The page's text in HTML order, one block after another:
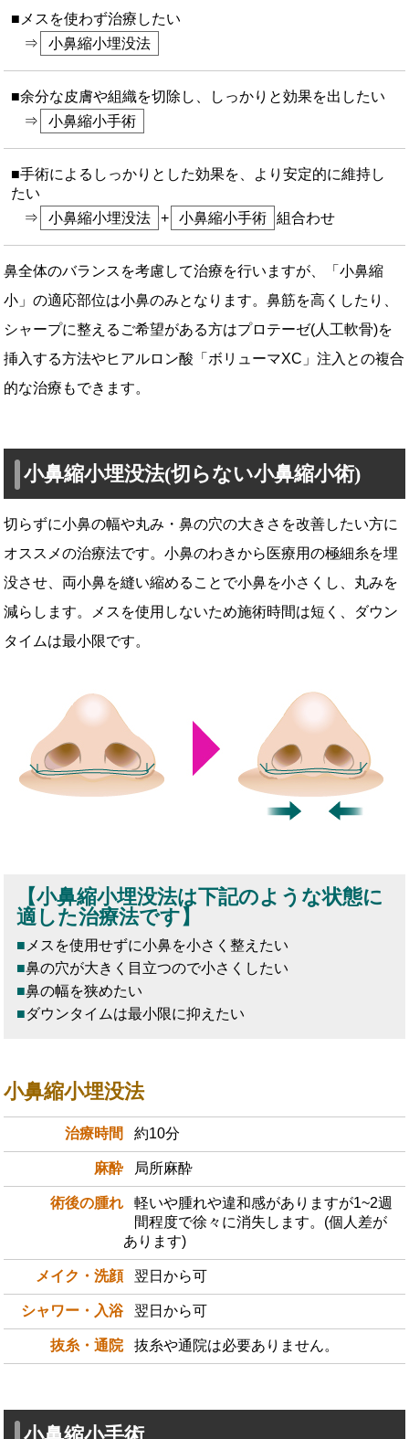
■メスを使わず治療したい
小鼻縮小埋没法
■余分な皮膚や組織を切除し、しっかりと効果を出したい
小鼻縮小手術
■手術によるしっかりとした効果を、より安定的に維持し
たい
小鼻縮小埋没法
+ 小鼻縮小手術 組合わせ
鼻全体のバランスを考慮して治療を行いますが、「小鼻縮
小」の適応部位は小鼻のみとなります。鼻筋を高くしたり、
シャープに整えるご希望がある方はプロテーゼ(人工軟骨)を
挿入する方法やヒアルロン酸「ボリューマXC」注入との複合
的な治療もできます。
小鼻縮小埋没法(切らない小鼻縮小術)
切らずに小鼻の幅や丸み・鼻の穴の大きさを改善したい方に
オススメの治療法です。小鼻のわきから医療用の極細糸を埋
没させ、両小鼻を縫い縮めることで小鼻を小さくし、丸みを
減らします。メスを使用しないため施術時間は短く、ダウン
タイムは最小限です。
【小鼻縮小埋没法は下記のような状態に
適した治療法です】
メスを使用せずに小鼻を小さく整えたい
鼻の穴が大きく目立つので小さくしたい
鼻の幅を狭めたい
ダウンタイムは最小限に抑えたい
小鼻縮小埋没法
治療時間 約10分
麻酔 局所麻酔
術後の腫れ
軽いや腫れや違和感がありますが1~2週
間程度で徐々に消失します。(個人差が
あります)
メイク・洗顔 翌日から可
シャワー・入浴 翌日から可
抜糸・通院 抜糸や通院は必要ありません。